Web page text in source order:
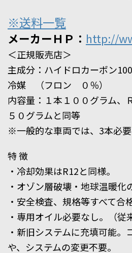
※送料一覧
メーカーＨＰ： http://
＜正規販売店＞
主成分：ハイドロカーボン
冷媒 （フロン ０％）
内容量：１本１００グラム、
５０グラムと同等
※一般的な車両では、3本必要
特 徴
・冷却効果はR12と同様。
・オゾン層破壊・地球温暖化
・安全検査、規格等すべて合
・専用オイル必要なし。（従
・新旧システムに充填可能。
や、システムの変更不要。